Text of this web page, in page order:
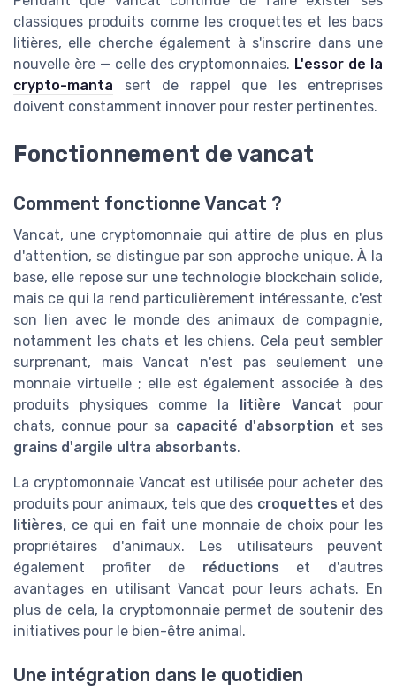
classiques produits comme les croquettes et les bacs
litières, elle cherche également à s'inscrire dans une
nouvelle ère — celle des cryptomonnaies. L'essor de la
crypto-manta sert de rappel que les entreprises
doivent constamment innover pour rester pertinentes.
Fonctionnement de vancat
Comment fonctionne Vancat ?
Vancat, une cryptomonnaie qui attire de plus en plus
d'attention, se distingue par son approche unique. À la
base, elle repose sur une technologie blockchain solide,
mais ce qui la rend particulièrement intéressante, c'est
son lien avec le monde des animaux de compagnie,
notamment les chats et les chiens. Cela peut sembler
surprenant, mais Vancat n'est pas seulement une
monnaie virtuelle ; elle est également associée à des
produits physiques comme la
litière Vancat pour
chats, connue pour sa capacité d'absorption et ses
grains d'argile ultra absorbants.
La cryptomonnaie Vancat est utilisée pour acheter des
produits pour animaux, tels que des croquettes et des
litières, ce qui en fait une monnaie de choix pour les
propriétaires d'animaux. Les utilisateurs peuvent
également profiter de réductions et d'autres
avantages en utilisant Vancat pour leurs achats. En
plus de cela, la cryptomonnaie permet de soutenir des
initiatives pour le bien-être animal.
Une intégration dans le quotidien